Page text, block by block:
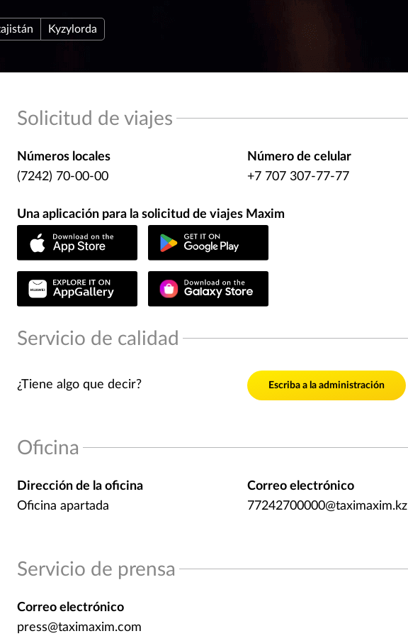
Kyzylorda
Solicitud de viajes
Números locales
(7242) 70-00-00
Número de celular
+7 707 307-77-77
Una aplicación para la solicitud de viajes Maxim
Servicio de calidad
¿Tiene algo que decir? Escriba a la administración
Oficina
Dirección de la oficina
Oficina apartada
Correo electrónico
77242700000@taximaxim.kz
Servicio de prensa
Correo electrónico
press@taximaxim.com